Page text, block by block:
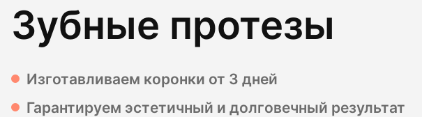
ИмплантацияНаше оборудование
Зубные протезы
Изготавливаем коронки от 3 дней
Гарантируем эстетичный и долговечный результат